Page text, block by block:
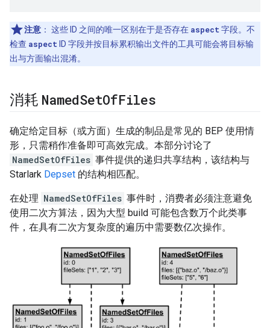
注意 ： 这些 ID 之间的唯一区别在于是否存在 aspect 字段。不
检查 aspect ID 字段并按目标累积输出文件的工具可能会将目标输
出与方面输出混淆。
消耗 NamedSetOfFiles
确定给定目标（或方面）生成的制品是常见的 BEP 使用情
形，只需稍作准备即可高效完成。本部分讨论了
NamedSetOfFiles 事件提供的递归共享结构，该结构与
Starlark Depset 的结构相匹配。
在处理 NamedSetOfFiles 事件时，消费者必须注意避免
使用二次方算法，因为大型 build 可能包含数万个此类事
件，在具有二次方复杂度的遍历中需要数亿次操作。